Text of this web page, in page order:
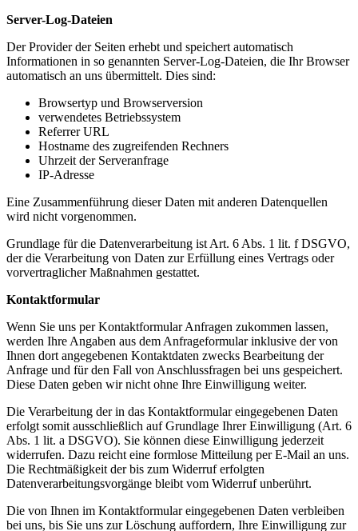
Server-Log-Dateien
Der Provider der Seiten erhebt und speichert automatisch
Informationen in so genannten Server-Log-Dateien, die Ihr Browser
automatisch an uns übermittelt. Dies sind:
Browsertyp und Browserversion
verwendetes Betriebssystem
Referrer URL
Hostname des zugreifenden Rechners
Uhrzeit der Serveranfrage
IP-Adresse
Eine Zusammenführung dieser Daten mit anderen Datenquellen
wird nicht vorgenommen.
Grundlage für die Datenverarbeitung ist Art. 6 Abs. 1 lit. f DSGVO,
der die Verarbeitung von Daten zur Erfüllung eines Vertrags oder
vorvertraglicher Maßnahmen gestattet.
Kontaktformular
Wenn Sie uns per Kontaktformular Anfragen zukommen lassen,
werden Ihre Angaben aus dem Anfrageformular inklusive der von
Ihnen dort angegebenen Kontaktdaten zwecks Bearbeitung der
Anfrage und für den Fall von Anschlussfragen bei uns gespeichert.
Diese Daten geben wir nicht ohne Ihre Einwilligung weiter.
Die Verarbeitung der in das Kontaktformular eingegebenen Daten
erfolgt somit ausschließlich auf Grundlage Ihrer Einwilligung (Art. 6
Abs. 1 lit. a DSGVO). Sie können diese Einwilligung jederzeit
widerrufen. Dazu reicht eine formlose Mitteilung per E-Mail an uns.
Die Rechtmäßigkeit der bis zum Widerruf erfolgten
Datenverarbeitungsvorgänge bleibt vom Widerruf unberührt.
Die von Ihnen im Kontaktformular eingegebenen Daten verbleiben
bei uns, bis Sie uns zur Löschung auffordern, Ihre Einwilligung zur